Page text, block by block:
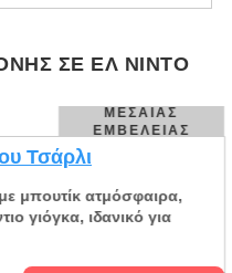
ΣΕ ΕΛ ΝΊΝΤΟ
ΜΕΣΑΊΑΣ
ΕΜΒΈΛΕΙΑΣ
Τσάρλι
μπουτίκ ατμόσφαιρα,
γιόγκα, ιδανικό για